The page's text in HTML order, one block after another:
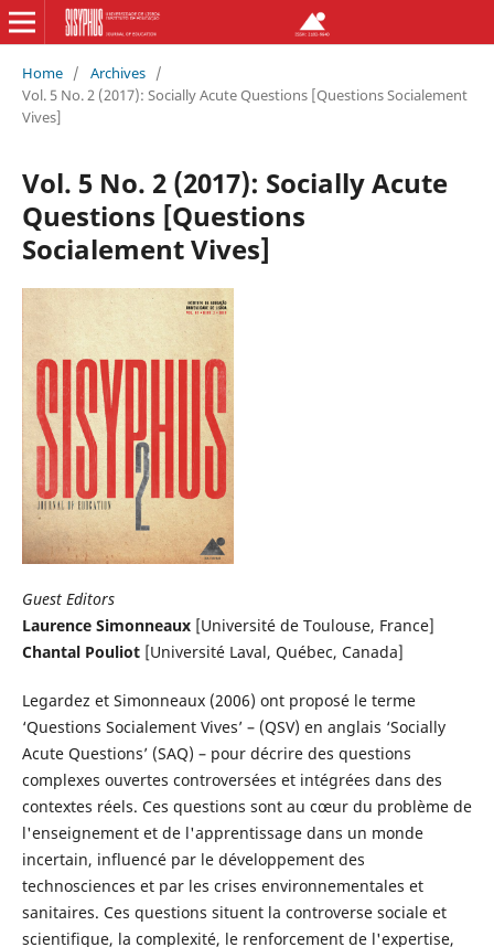
Home / Archives /
Vol. 5 No. 2 (2017): Socially Acute Questions [Questions Socialement
Vives]
Vol. 5 No. 2 (2017): Socially Acute
Questions [Questions
Socialement Vives]
Guest Editors
Laurence Simonneaux [Université de Toulouse, France]
Chantal Pouliot [Université Laval, Québec, Canada]
Legardez et Simonneaux (2006) ont proposé le terme
‘Questions Socialement Vives’ – (QSV) en anglais ‘Socially
Acute Questions’ (SAQ) – pour décrire des questions
complexes ouvertes controversées et intégrées dans des
contextes réels. Ces questions sont au cœur du problème de
l'enseignement et de l'apprentissage dans un monde
incertain, influencé par le développement des
technosciences et par les crises environnementales et
sanitaires. Ces questions situent la controverse sociale et
scientifique, la complexité, le renforcement de l'expertise,